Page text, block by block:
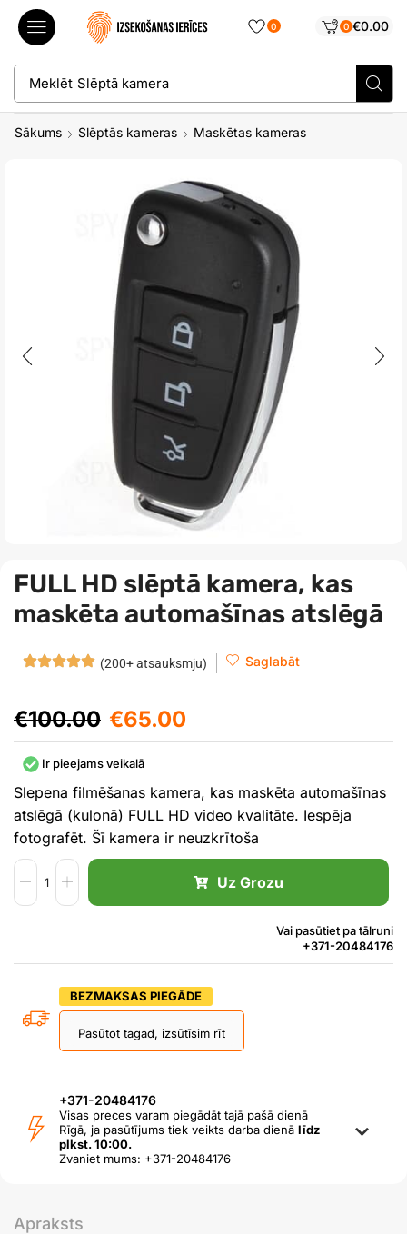
0 0 €0.00
Meklēt Slēptā kamera
Sākums Slēptās kameras Maskētas kameras
FULL HD slēptā kamera, kas
maskēta automašīnas atslēgā
(200+ atsauksmju) Saglabāt
€100.00 €65.00
Ir pieejams veikalā
Slepena filmēšanas kamera, kas maskēta automašīnas
atslēgā (kulonā) FULL HD video kvalitāte. Iespēja
fotografēt. Šī kamera ir neuzkrītoša
Uz Grozu
Vai pasūtiet pa tālruni
+371-20484176
BEZMAKSAS PIEGĀDE
Pasūtot tagad, izsūtīsim rīt
+371-20484176
Visas preces varam piegādāt tajā pašā dienā
Rīgā, ja pasūtījums tiek veikts darba dienā līdz
plkst. 10:00.
Zvaniet mums: +371-20484176
Apraksts